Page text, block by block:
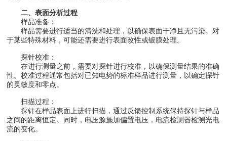
二、表面分析过程
样品准备：
样品需要进行适当的清洗和处理，以确保表面干净且无污染。对
于某些特殊材料，可能还需要进行表面改性或镀膜处理。
探针校准：
在进行测量之前，需要对探针进行校准，以确保测量结果的准确
性。校准过程通常包括对已知电势的标准样品进行测量，以确定探针
的灵敏度和零点。
扫描过程：
探针在样品表面上进行扫描，通过反馈控制系统保持探针与样品
之间的距离恒定。同时，电压源施加偏置电压，电流检测器检测光电
流的变化。